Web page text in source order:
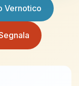
Vernotico